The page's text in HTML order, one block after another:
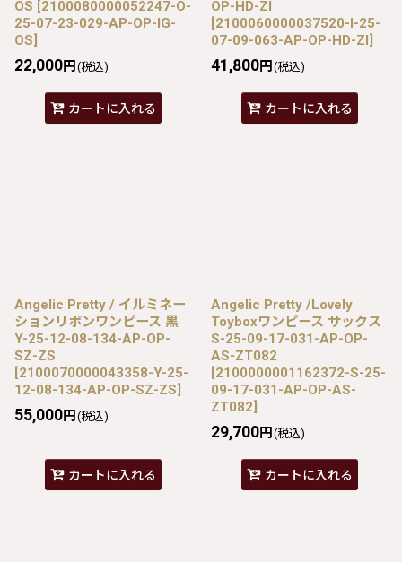
OS [2100080000052247-O-
25-07-23-029-AP-OP-IG-
OS]
22,000円 (税込)
カートに入れる
OP-HD-ZI
[2100060000037520-I-25-
07-09-063-AP-OP-HD-ZI]
41,800円 (税込)
カートに入れる
Angelic Pretty / イルミネー
ションリボンワンピース 黒
Y-25-12-08-134-AP-OP-
SZ-ZS
[2100070000043358-Y-25-
12-08-134-AP-OP-SZ-ZS]
55,000円 (税込)
カートに入れる
Angelic Pretty /Lovely
Toyboxワンピース サックス
S-25-09-17-031-AP-OP-
AS-ZT082
[2100000001162372-S-25-
09-17-031-AP-OP-AS-
ZT082]
29,700円 (税込)
カートに入れる